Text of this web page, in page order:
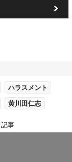
ハラスメント
黄川田仁志
記事